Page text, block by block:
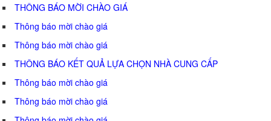
THÔNG BÁO MỜI CHÀO GIÁ
Thông báo mời chào giá
Thông báo mời chào giá
THÔNG BÁO KẾT QUẢ LỰA CHỌN NHÀ CUNG CẤP
Thông báo mời chào giá
Thông báo mời chào giá